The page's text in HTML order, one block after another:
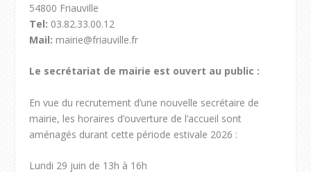
54800 Friauville
Tel: 03.82.33.00.12
Mail: mairie@friauville.fr
Le secrétariat de mairie est ouvert au public :
En vue du recrutement d’une nouvelle secrétaire de
mairie, les horaires d’ouverture de l’accueil sont
aménagés durant cette période estivale 2026 :
Lundi 29 juin de 13h à 16h